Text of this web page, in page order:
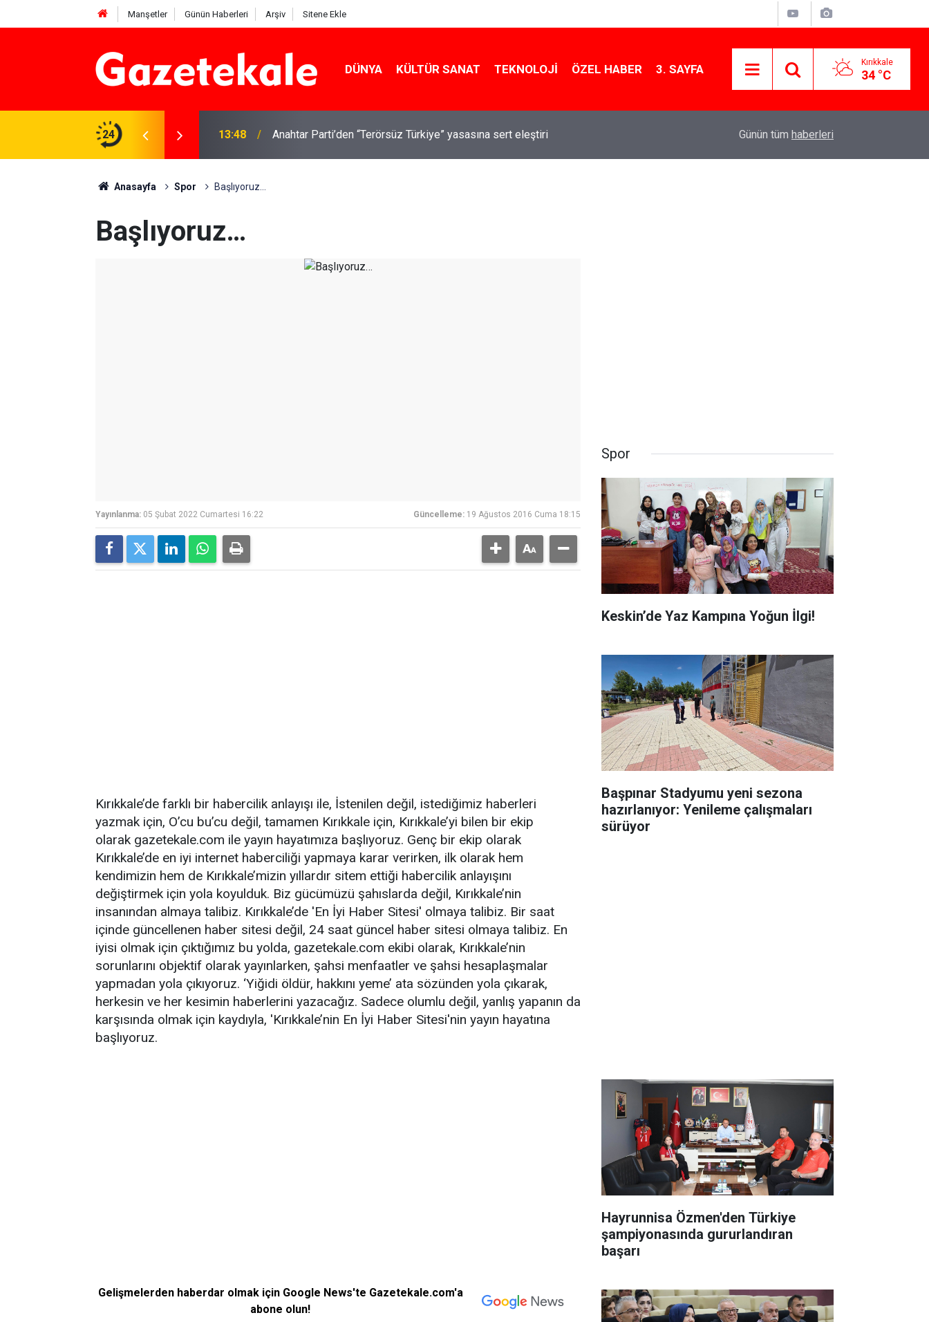
Manşetler Günün Haberleri Arşiv Sitene Ekle
DÜNYA KÜLTÜR SANAT TEKNOLOJI ÖZEL HABER 3. SAYFA Kırıkkale
34 °C
24
Beyaz Listeden aday 13:48 Anahtar Parti’den “Terörsüz Türkiye” yasasına sert eleştiri Kırıkkale’de hayvan hastalıklarına karşı
Günün tüm haberleri
Anasayfa Spor Başlıyoruz…
Başlıyoruz…
Yayınlanma: 05 Şubat 2022 Cumartesi 16:22 Güncelleme: 19 Ağustos 2016 Cuma 18:15
Kırıkkale’de farklı bir habercilik anlayışı ile, İstenilen değil, istediğimiz haberleri
yazmak için, O’cu bu’cu değil, tamamen Kırıkkale için, Kırıkkale’yi bilen bir ekip
olarak gazetekale.com ile yayın hayatımıza başlıyoruz. Genç bir ekip olarak
Kırıkkale’de en iyi internet haberciliği yapmaya karar verirken, ilk olarak hem
kendimizin hem de Kırıkkale’mizin yıllardır sitem ettiği habercilik anlayışını
değiştirmek için yola koyulduk. Biz gücümüzü şahıslarda değil, Kırıkkale’nin
insanından almaya talibiz. Kırıkkale’de 'En İyi Haber Sitesi' olmaya talibiz. Bir saat
içinde güncellenen haber sitesi değil, 24 saat güncel haber sitesi olmaya talibiz. En
iyisi olmak için çıktığımız bu yolda, gazetekale.com ekibi olarak, Kırıkkale’nin
sorunlarını objektif olarak yayınlarken, şahsi menfaatler ve şahsi hesaplaşmalar
yapmadan yola çıkıyoruz. ‘Yiğidi öldür, hakkını yeme’ ata sözünden yola çıkarak,
herkesin ve her kesimin haberlerini yazacağız. Sadece olumlu değil, yanlış yapanın da
karşısında olmak için kaydıyla, 'Kırıkkale’nin En İyi Haber Sitesi'nin yayın hayatına
başlıyoruz.
Gelişmelerden haberdar olmak için Google News'te Gazetekale.com'a
abone olun!
Spor
Keskin’de Yaz Kampına Yoğun İlgi!
Başpınar Stadyumu yeni sezona
hazırlanıyor: Yenileme çalışmaları
sürüyor
Hayrunnisa Özmen'den Türkiye
şampiyonasında gururlandıran
başarı